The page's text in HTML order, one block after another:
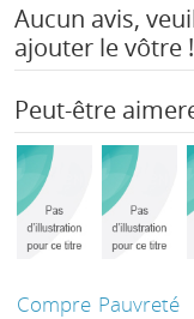
Aucun avis,
ajouter le vôtre !
Peut-être
Compre Pauvreté